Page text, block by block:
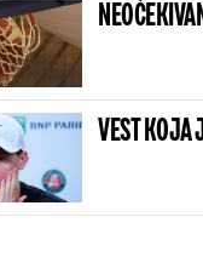
VEST KOJA